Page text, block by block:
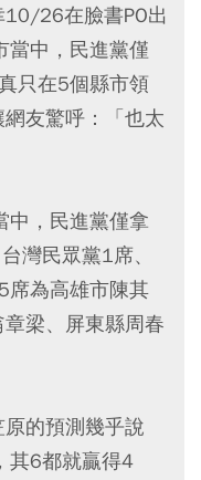
26在臉書PO出
當中，民進黨僅
只在5個縣市領
友驚呼：「也太
中，民進黨僅拿
灣民眾黨1席、
席為高雄市陳其
梁、屏東縣周春
的預測幾乎說
其6都就贏得4